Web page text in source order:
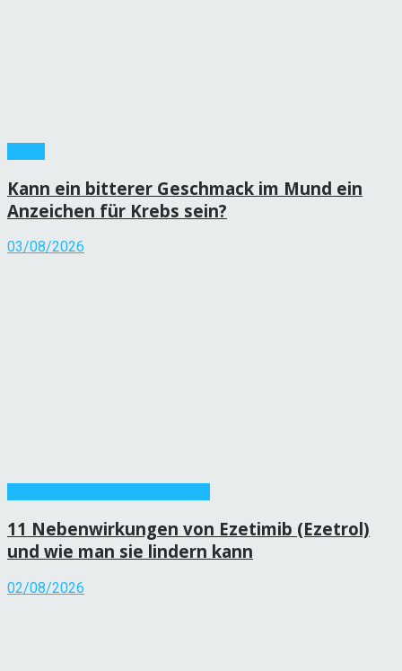
Kann ein bitterer Geschmack im Mund ein
Anzeichen für Krebs sein?
03/08/2026
11 Nebenwirkungen von Ezetimib (Ezetrol)
und wie man sie lindern kann
02/08/2026